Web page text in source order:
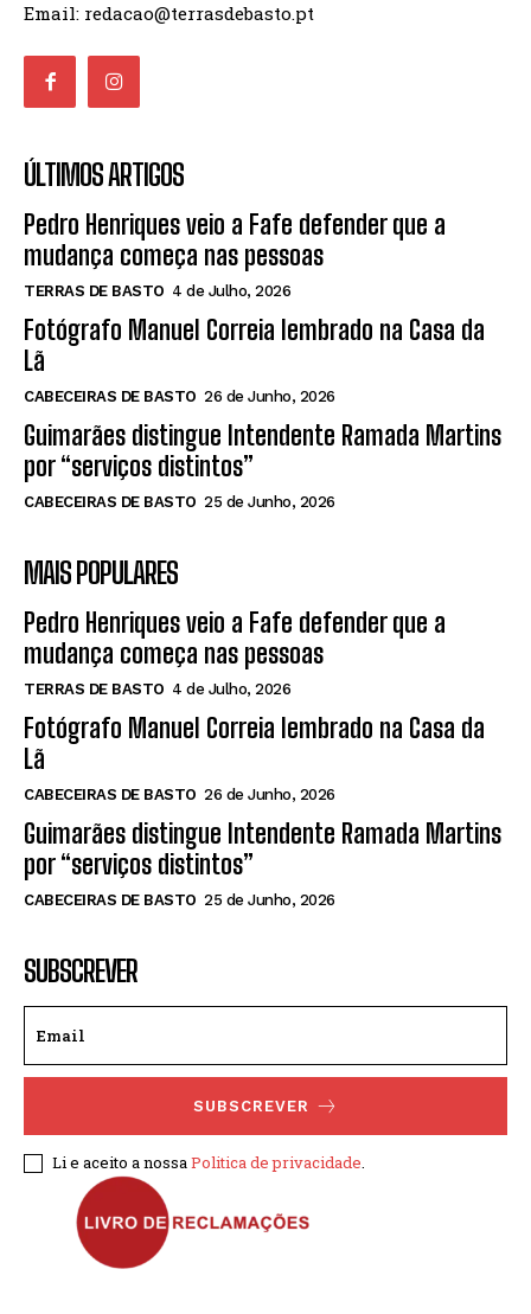
Email: redacao@terrasdebasto.pt
ÚLTIMOS ARTIGOS
Pedro Henriques veio a Fafe defender que a
mudança começa nas pessoas
TERRAS DE BASTO 4 de Julho, 2026
Fotógrafo Manuel Correia lembrado na Casa da
Lã
CABECEIRAS DE BASTO 26 de Junho, 2026
Guimarães distingue Intendente Ramada Martins
por “serviços distintos”
CABECEIRAS DE BASTO 25 de Junho, 2026
MAIS POPULARES
Pedro Henriques veio a Fafe defender que a
mudança começa nas pessoas
TERRAS DE BASTO 4 de Julho, 2026
Fotógrafo Manuel Correia lembrado na Casa da
Lã
CABECEIRAS DE BASTO 26 de Junho, 2026
Guimarães distingue Intendente Ramada Martins
por “serviços distintos”
CABECEIRAS DE BASTO 25 de Junho, 2026
SUBSCREVER
SUBSCREVER
Li e aceito a nossaPolitica de privacidade.